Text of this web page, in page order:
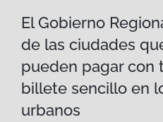
El Gobierno
de las ciudades
pueden pagar con
billete sencillo en
urbanos